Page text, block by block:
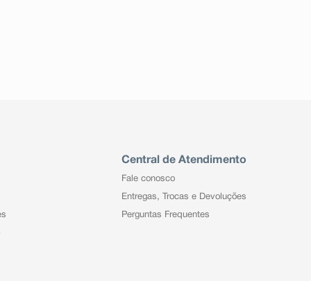
Central de Atendimento
Fale conosco
Entregas, Trocas e Devoluções
Perguntas Frequentes